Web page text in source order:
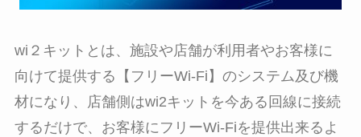
wi２キットとは、施設や店舗が利用者やお客様に
向けて提供する【フリーWi-Fi】のシステム及び機
材になり、店舗側はwi2キットを今ある回線に接続
するだけで、お客様にフリーWi-Fiを提供出来るよ